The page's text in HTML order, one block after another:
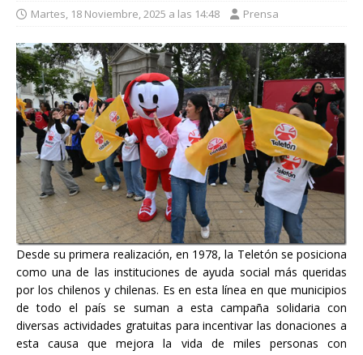
Martes, 18 Noviembre, 2025 a las 14:48 Prensa
Desde su primera realización, en 1978, la Teletón se posiciona
como una de las instituciones de ayuda social más queridas
por los chilenos y chilenas. Es en esta línea en que municipios
de todo el país se suman a esta campaña solidaria con
diversas actividades gratuitas para incentivar las donaciones a
esta causa que mejora la vida de miles personas con